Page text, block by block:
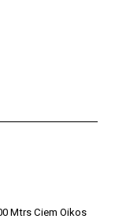
Mtrs Ciem Oikos